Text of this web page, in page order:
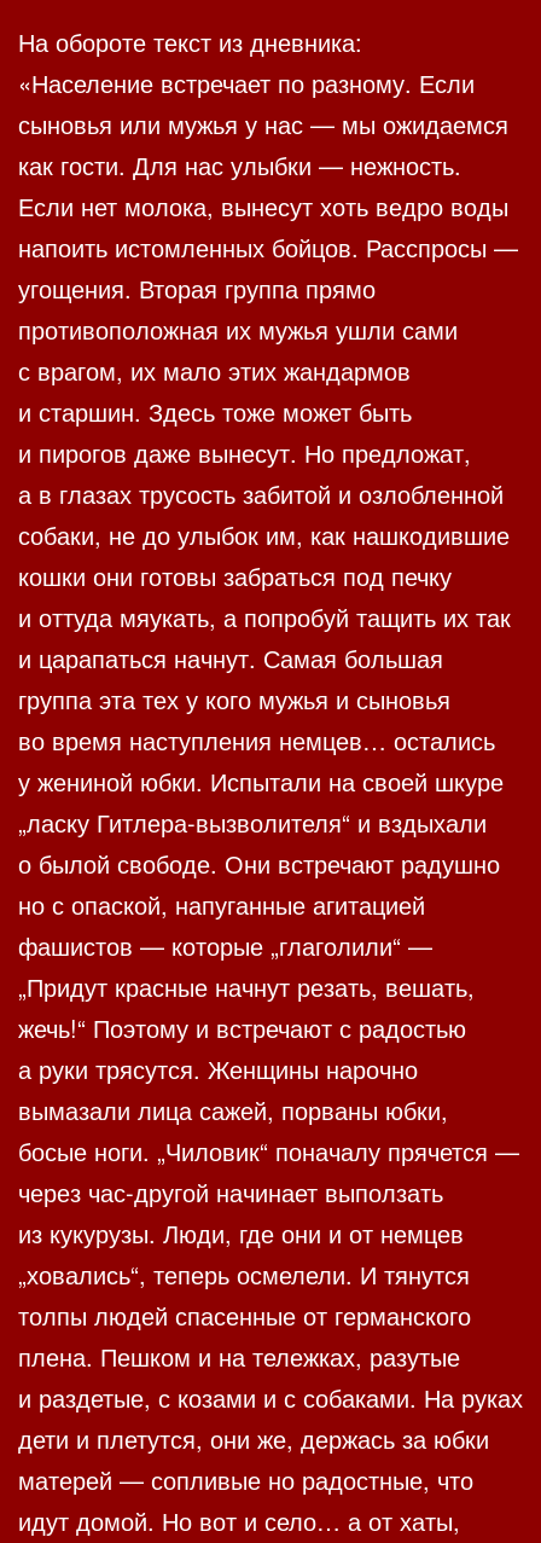
На обороте текст из дневника:
«Население встречает по разному. Если
сыновья или мужья у нас — мы ожидаемся
как гости. Для нас улыбки — нежность.
Если нет молока, вынесут хоть ведро воды
напоить истомленных бойцов. Расспросы —
угощения. Вторая группа прямо
противоположная их мужья ушли сами
с врагом, их мало этих жандармов
и старшин. Здесь тоже может быть
и пирогов даже вынесут. Но предложат,
а в глазах трусость забитой и озлобленной
собаки, не до улыбок им, как нашкодившие
кошки они готовы забраться под печку
и оттуда мяукать, а попробуй тащить их так
и царапаться начнут. Самая большая
группа эта тех у кого мужья и сыновья
во время наступления немцев… остались
у жениной юбки. Испытали на своей шкуре
„ласку Гитлера-вызволителя“ и вздыхали
о былой свободе. Они встречают радушно
но с опаской, напуганные агитацией
фашистов — которые „глаголили“ —
„Придут красные начнут резать, вешать,
жечь!“ Поэтому и встречают с радостью
а руки трясутся. Женщины нарочно
вымазали лица сажей, порваны юбки,
босые ноги. „Чиловик“ поначалу прячется —
через час-другой начинает выползать
из кукурузы. Люди, где они и от немцев
„ховались“, теперь осмелели. И тянутся
толпы людей спасенные от германского
плена. Пешком и на тележках, разутые
и раздетые, с козами и с собаками. На руках
дети и плетутся, они же, держась за юбки
матерей — сопливые но радостные, что
идут домой. Но вот и село… а от хаты,